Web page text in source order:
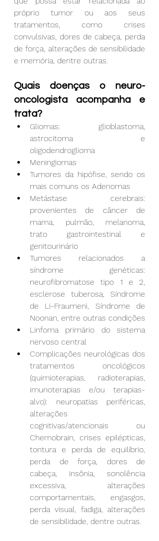
próprio tumor ou aos seus
tratamentos, como crises
convulsivas, dores de cabeça, perda
de força, alterações de sensibilidade
e memória, dentre outras.
Quais doenças o neuro-
oncologista acompanha e
trata?
Gliomas: glioblastoma,
astrocitoma e
oligodendroglioma
Meningiomas
Tumores da hipófise, sendo os
mais comuns os Adenomas
Metástase cerebrais:
provenientes de câncer de
mama, pulmão, melanoma,
trato gastrointestinal e
genitourinário
Tumores relacionados a
síndrome genéticas:
neurofibromatose tipo 1 e 2,
esclerose tuberosa, Síndrome
de Li-Fraumeni, Síndrome de
Noonan, entre outras condições
Linfoma primário do sistema
nervoso central
Complicações neurológicas dos
tratamentos oncológicos
(quimioterapias, radioterapias,
imunoterapias e/ou terapias-
alvo): neuropatias periféricas,
alterações
cognitivas/atencionais ou
Chemobrain, crises epilépticas,
tontura e perda de equilíbrio,
perda de força, dores de
cabeça, insônia, sonolência
excessiva, alterações
comportamentais, engasgos,
perda visual, fadiga, alterações
de sensibilidade, dentre outras.